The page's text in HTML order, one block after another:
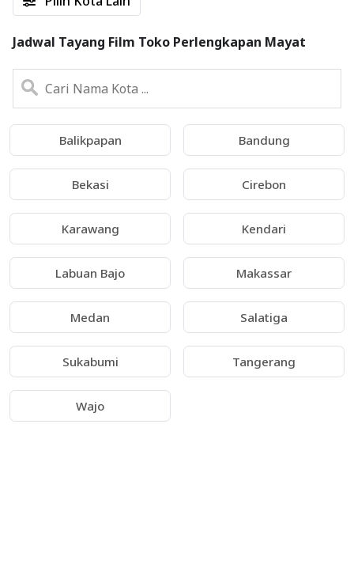
Jadwal Tayang Film Toko Perlengkapan Mayat
Balikpapan Bandung
Bekasi Cirebon
Karawang Kendari
Labuan Bajo Makassar
Medan Salatiga
Sukabumi Tangerang
Wajo